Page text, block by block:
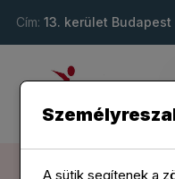
Cím: 13. kerület
A sütik segítenek a